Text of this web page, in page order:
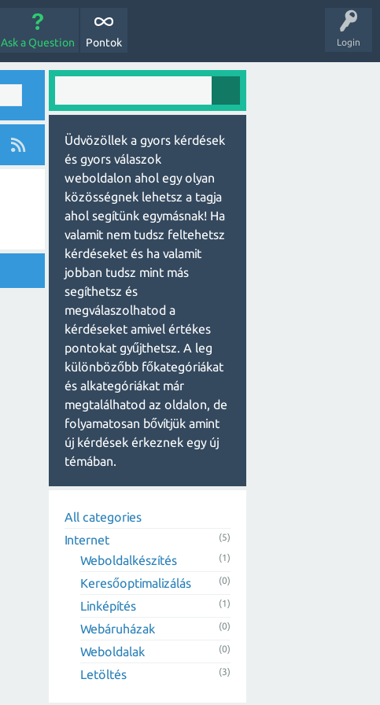
Login
Ask a Question Pontok
Üdvözöllek a gyors kérdések
és gyors válaszok
weboldalon ahol egy olyan
közösségnek lehetsz a tagja
ahol segítünk egymásnak! Ha
valamit nem tudsz feltehetsz
kérdéseket és ha valamit
jobban tudsz mint más
segíthetsz és
megválaszolhatod a
kérdéseket amivel értékes
pontokat gyűjthetsz. A leg
különbözőbb főkategóriákat
és alkategóriákat már
megtalálhatod az oldalon, de
folyamatosan bővítjük amint
új kérdések érkeznek egy új
témában.
All categories
Internet
(5)
Weboldalkészítés (1)
Keresőoptimalizálás (0)
Linképítés (1)
Webáruházak (0)
Weboldalak (0)
Letöltés (3)